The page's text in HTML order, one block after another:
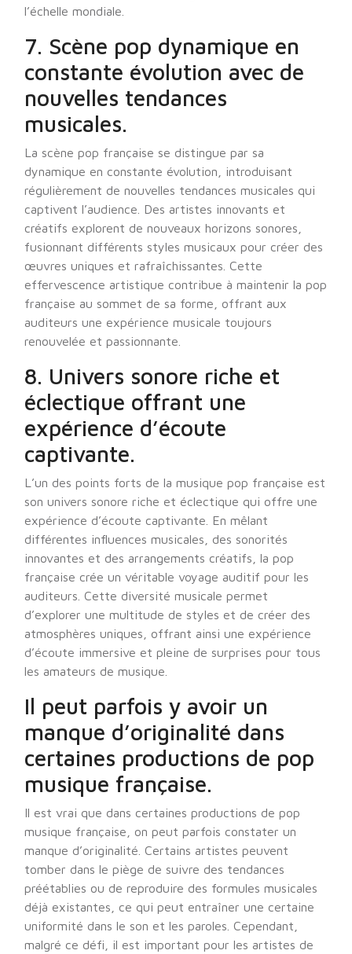
l’échelle mondiale.
7. Scène pop dynamique en
constante évolution avec de
nouvelles tendances
musicales.
La scène pop française se distingue par sa
dynamique en constante évolution, introduisant
régulièrement de nouvelles tendances musicales qui
captivent l’audience. Des artistes innovants et
créatifs explorent de nouveaux horizons sonores,
fusionnant différents styles musicaux pour créer des
œuvres uniques et rafraîchissantes. Cette
effervescence artistique contribue à maintenir la pop
française au sommet de sa forme, offrant aux
auditeurs une expérience musicale toujours
renouvelée et passionnante.
8. Univers sonore riche et
éclectique offrant une
expérience d’écoute
captivante.
L’un des points forts de la musique pop française est
son univers sonore riche et éclectique qui offre une
expérience d’écoute captivante. En mêlant
différentes influences musicales, des sonorités
innovantes et des arrangements créatifs, la pop
française crée un véritable voyage auditif pour les
auditeurs. Cette diversité musicale permet
d’explorer une multitude de styles et de créer des
atmosphères uniques, offrant ainsi une expérience
d’écoute immersive et pleine de surprises pour tous
les amateurs de musique.
Il peut parfois y avoir un
manque d’originalité dans
certaines productions de pop
musique française.
Il est vrai que dans certaines productions de pop
musique française, on peut parfois constater un
manque d’originalité. Certains artistes peuvent
tomber dans le piège de suivre des tendances
préétablies ou de reproduire des formules musicales
déjà existantes, ce qui peut entraîner une certaine
uniformité dans le son et les paroles. Cependant,
malgré ce défi, il est important pour les artistes de